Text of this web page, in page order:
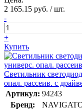
2 165.15 руб. / шт.
-
+
Купить
Светильник
опал. рассеив. с
Артикул: 94243
Бренд: